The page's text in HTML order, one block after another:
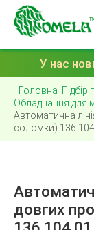
У нас
Головна
Обладнання для
Автоматична
соломки)
довгих